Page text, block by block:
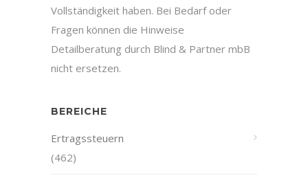
Vollständigkeit haben. Bei Bedarf oder
Fragen können die Hinweise
Detailberatung durch Blind & Partner mbB
nicht ersetzen.
BEREICHE
Ertragssteuern
(462)